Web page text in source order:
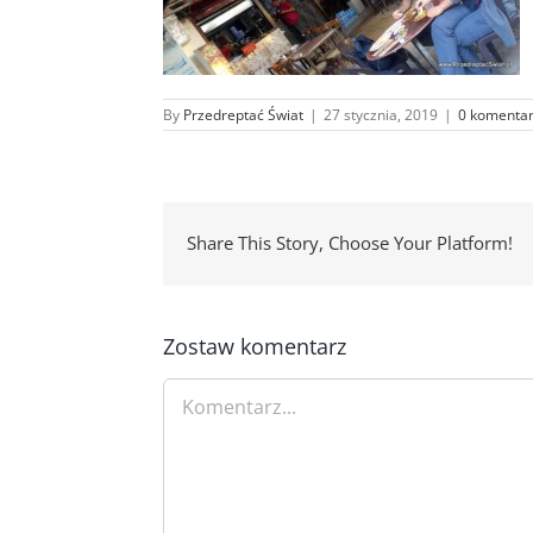
By Przedreptać Świat | 27 stycznia, 2019 | 0
Share This Story, Choose Your Platform!
Zostaw komentarz
Comment